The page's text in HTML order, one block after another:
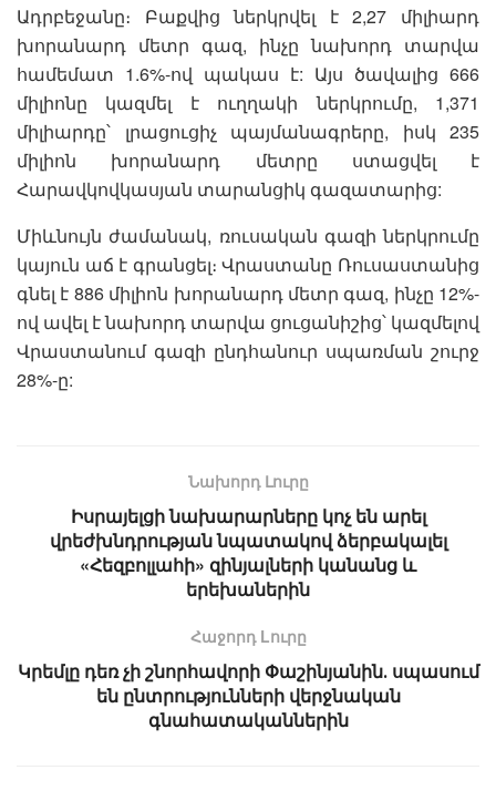
Ադրբեջանը։ Բաքվից ներկրվել է 2,27 միլիարդ
խորանարդ մետր գազ, ինչը նախորդ տարվա
համեմատ 1.6%-ով պակաս է: Այս ծավալից 666
միլիոնը կազմել է ուղղակի ներկրումը, 1,371
միլիարդը՝ լրացուցիչ պայմանագրերը, իսկ 235
միլիոն խորանարդ մետրը ստացվել է
Հարավկովկասյան տարանցիկ գազատարից:
Միևնույն ժամանակ, ռուսական գազի ներկրումը
կայուն աճ է գրանցել։ Վրաստանը Ռուսաստանից
գնել է 886 միլիոն խորանարդ մետր գազ, ինչը 12%-
ով ավել է նախորդ տարվա ցուցանիշից՝ կազմելով
Վրաստանում գազի ընդհանուր սպառման շուրջ
28%-ը:
Նախորդ Լուրը
Իսրայելցի նախարարները կոչ են արել
վրեժխնդրության նպատակով ձերբակալել
«Հեզբոլլահի» զինյալների կանանց և
երեխաներին
Հաջորդ Lուրը
Կրեմլը դեռ չի շնորհավորի Փաշինյանին․ սպասում
են ընտրությունների վերջնական
գնահատականներին